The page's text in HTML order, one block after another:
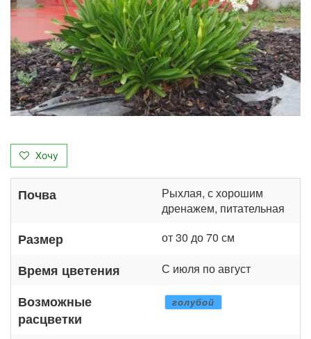
Хочу
Почва
Рыхлая, с хорошим
дренажем, питательная
Размер от 30 до 70 см
Время цветения С июля по август
Возможные
расцветки
голубой